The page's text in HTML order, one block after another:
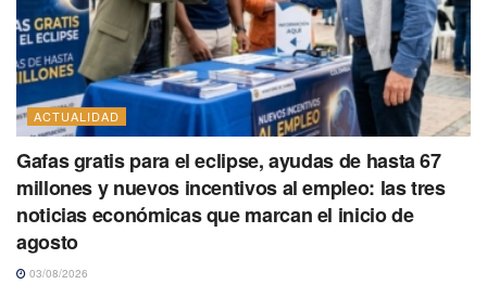
ACTUALIDAD
Gafas gratis para el eclipse, ayudas de hasta 67
millones y nuevos incentivos al empleo: las tres
noticias económicas que marcan el inicio de
agosto
03/08/2026